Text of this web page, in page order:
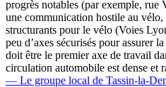
progrès notables (par exemple,
une communication hostile au
structurants pour le vélo (Voies
peu d’axes sécurisés pour assurer
doit être le premier axe de travail
circulation automobile est dense et
— Le groupe local de Tassin-la-